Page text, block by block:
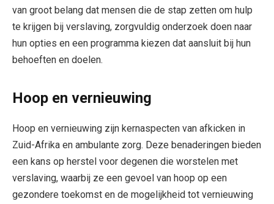
van groot belang dat mensen die de stap zetten om hulp
te krijgen bij verslaving, zorgvuldig onderzoek doen naar
hun opties en een programma kiezen dat aansluit bij hun
behoeften en doelen.
Hoop en vernieuwing
Hoop en vernieuwing zijn kernaspecten van afkicken in
Zuid-Afrika en ambulante zorg. Deze benaderingen bieden
een kans op herstel voor degenen die worstelen met
verslaving, waarbij ze een gevoel van hoop op een
gezondere toekomst en de mogelijkheid tot vernieuwing